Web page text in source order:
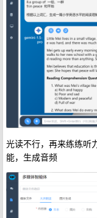
光读不行，再来练练听
能，生成音频